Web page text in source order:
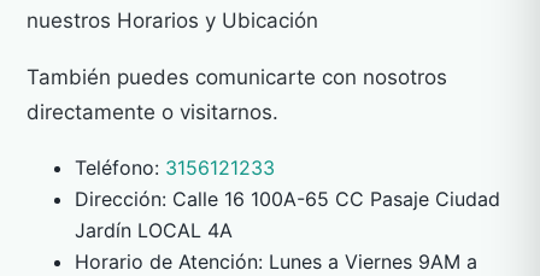
nuestros Horarios y Ubicación
También puedes comunicarte con nosotros
directamente o visitarnos.
Teléfono: 3156121233
Dirección: Calle 16 100A-65 CC Pasaje Ciudad
Jardín LOCAL 4A
Horario de Atención: Lunes a Viernes 9AM a